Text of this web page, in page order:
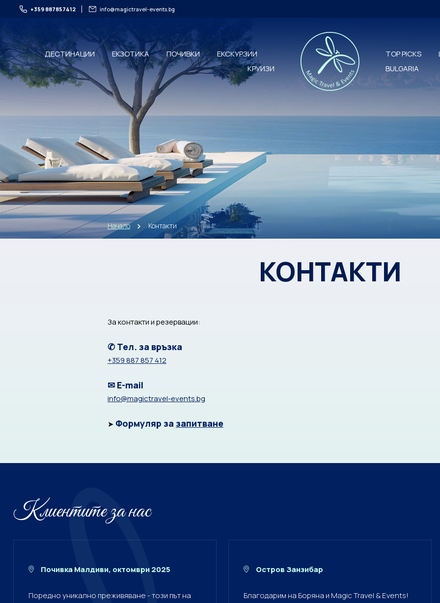
+359 887857412 info@magictravel-events.bg
ДЕСТИНАЦИИ ЕКЗОТИКА ПОЧИВКИ
ЕКСКУРЗИИ
КРУИЗИ
TOP PICKS
BULGARIA
Начало Контакти
КОНТАКТИ
За контакти и резервации:
✆ Тел. за връзка
+359 887 857 412
✉ E-mail
info@magictravel-events.bg
➤ Формуляр за запитване
Клиентите за нас
Почивка Малдиви, октомври 2025
Поредно уникално преживяване - този път на
Остров Занзибар
Благодарим на Боряна и Magic Travel & Events!